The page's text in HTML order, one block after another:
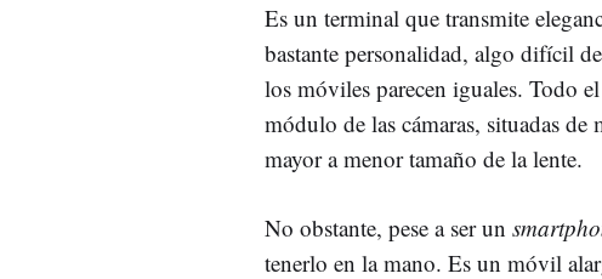
Es un terminal que transmite
bastante personalidad, algo difícil
los móviles parecen iguales. Todo
módulo de las cámaras, situadas de
mayor a menor tamaño de la lente.
No obstante, pese a ser un
tenerlo en la mano. Es un móvil